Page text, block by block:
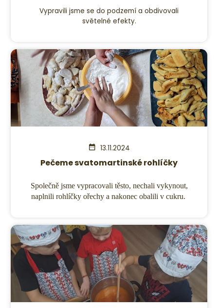
Vypravili jsme se do podzemí a obdivovali
světelné efekty.
13.11.2024
Pečeme svatomartinské rohlíčky
Společně jsme vypracovali těsto, nechali vykynout,
naplnili rohlíčky ořechy a nakonec obalili v cukru.